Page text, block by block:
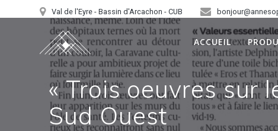
to
Val de l'Eyre - Bassin d'Arcachon - CUB
ACCUEIL
« Trois oeuvres sur
Sud Ouest